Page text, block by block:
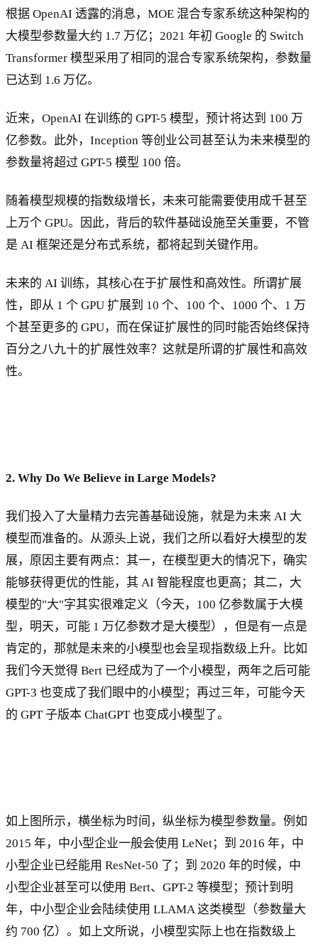
根据 OpenAI 透露的消息，MOE 混合专家系统这种架构的
大模型参数量大约 1.7 万亿；2021 年初 Google 的 Switch
Transformer 模型采用了相同的混合专家系统架构，参数量
已达到 1.6 万亿。
近来，OpenAI 在训练的 GPT-5 模型，预计将达到 100 万
亿参数。此外，Inception 等创业公司甚至认为未来模型的
参数量将超过 GPT-5 模型 100 倍。
随着模型规模的指数级增长，未来可能需要使用成千甚至
上万个 GPU。因此，背后的软件基础设施至关重要，不管
是 AI 框架还是分布式系统，都将起到关键作用。
未来的 AI 训练，其核心在于扩展性和高效性。所谓扩展
性，即从 1 个 GPU 扩展到 10 个、100 个、1000 个、1 万
个甚至更多的 GPU，而在保证扩展性的同时能否始终保持
百分之八九十的扩展性效率？这就是所谓的扩展性和高效
性。
2. Why Do We Believe in Large Models?
我们投入了大量精力去完善基础设施，就是为未来 AI 大
模型而准备的。从源头上说，我们之所以看好大模型的发
展，原因主要有两点：其一，在模型更大的情况下，确实
能够获得更优的性能，其 AI 智能程度也更高；其二，大
模型的"大"字其实很难定义（今天，100 亿参数属于大模
型，明天，可能 1 万亿参数才是大模型），但是有一点是
肯定的，那就是未来的小模型也会呈现指数级上升。比如
我们今天觉得 Bert 已经成为了一个小模型，两年之后可能
GPT-3 也变成了我们眼中的小模型；再过三年，可能今天
的 GPT 子版本 ChatGPT 也变成小模型了。
如上图所示，横坐标为时间，纵坐标为模型参数量。例如
2015 年，中小型企业一般会使用 LeNet；到 2016 年，中
小型企业已经能用 ResNet-50 了；到 2020 年的时候，中
小型企业甚至可以使用 Bert、GPT-2 等模型；预计到明
年，中小型企业会陆续使用 LLAMA 这类模型（参数量大
约 700 亿）。如上文所说，小模型实际上也在指数级上